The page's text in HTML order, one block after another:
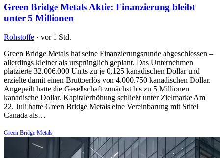
Green Bridge Metals Aktie: Finanzierung bleibt
unter 5 Millionen
Rohstoffe · vor 1 Std.
Green Bridge Metals hat seine Finanzierungsrunde abgeschlossen –
allerdings kleiner als ursprünglich geplant. Das Unternehmen
platzierte 32.006.000 Units zu je 0,125 kanadischen Dollar und
erzielte damit einen Bruttoerlös von 4.000.750 kanadischen Dollar.
Angepeilt hatte die Gesellschaft zunächst bis zu 5 Millionen
kanadische Dollar. Kapitalerhöhung schließt unter Zielmarke Am
22. Juli hatte Green Bridge Metals eine Vereinbarung mit Stifel
Canada als…
Green Bridge Metals